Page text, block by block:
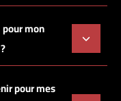
pour mon
pour mes